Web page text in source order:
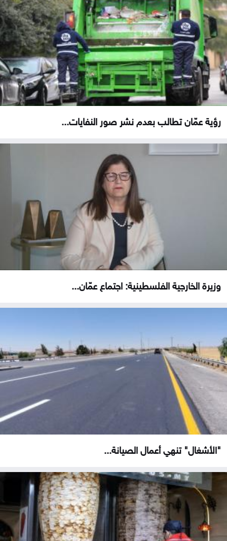
رؤية عمّان تطالب بعدم نشر صور النفايات...
وزيرة الخارجية الفلسطينية: اجتماع عمّان...
"الأشغال" تنهي أعمال الصيانة...